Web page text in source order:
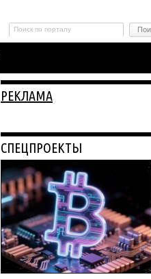
РЕКЛАМА
СПЕЦПРОЕКТЫ